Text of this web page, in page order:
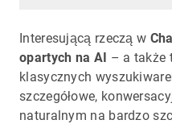
Interesującą rzeczą w
opartych na AI – a także
klasycznych
szczegółowe,
naturalnym na bardzo